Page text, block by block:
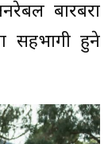
बारबरा
सहभागी हुने